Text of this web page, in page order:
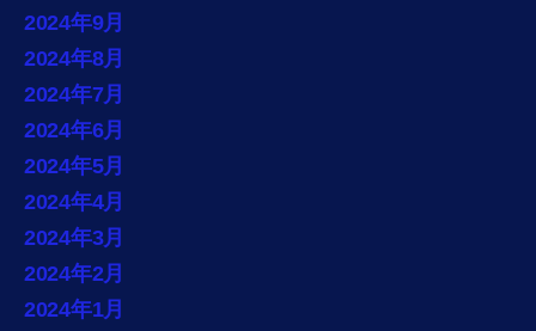
2024年9月
2024年8月
2024年7月
2024年6月
2024年5月
2024年4月
2024年3月
2024年2月
2024年1月